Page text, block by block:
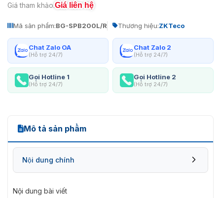
Giá tham khảo:Giá liên hệ
Mã sản phẩm:BG-SPB200L/R Thương hiệu:ZKTeco
Chat Zalo OA
(Hỗ trợ 24/7)
Chat Zalo 2
(Hỗ trợ 24/7)
Gọi Hotline 1
(Hỗ trợ 24/7)
Gọi Hotline 2
(Hỗ trợ 24/7)
Mô tả sản phẩm
Nội dung chính
Nội dung bài viết